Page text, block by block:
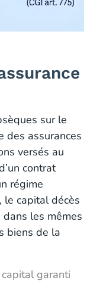
sur le
des assurances
versés au
contrat
régime
le capital décès
dans les mêmes
biens de la
garanti